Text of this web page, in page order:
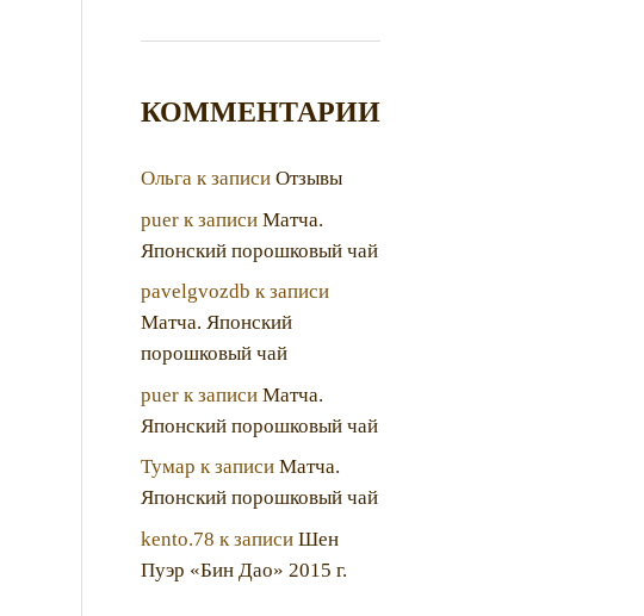
КОММЕНТАРИИ
Ольгак записи Отзывы
puerк записи Матча.
Японский порошковый чай
pavelgvozdb к записи
Матча. Японский
порошковый чай
puerк записи Матча.
Японский порошковый чай
Тумар к записи Матча.
Японский порошковый чай
kento.78 к записи Шен
Пуэр «Бин Дао» 2015 г.